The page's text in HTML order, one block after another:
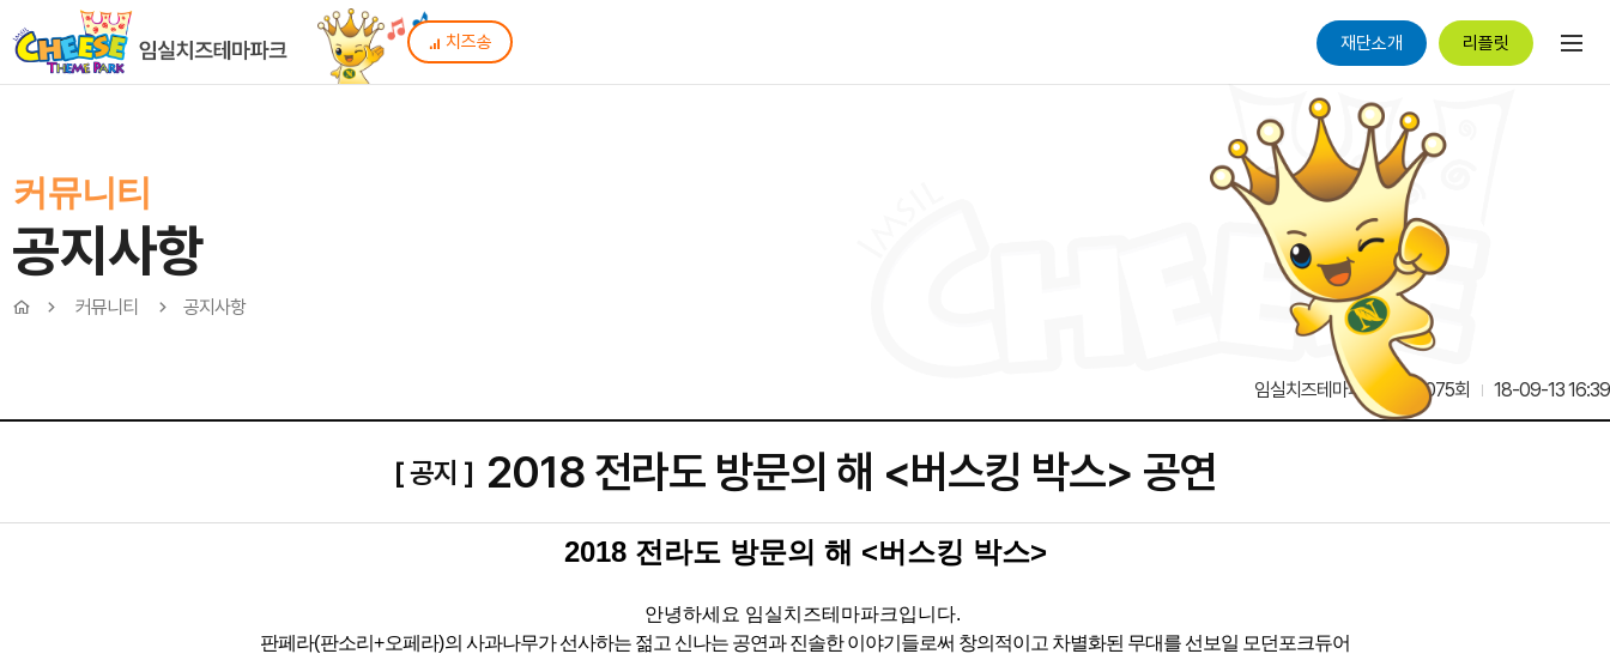
치즈송 재단소개 리플릿
커뮤니티
공지사항
커뮤니티 공지사항
임실치즈테마파크 19,075회 18-09-13 16:39
[ 공지 ] 2018 전라도 방문의 해 <버스킹 박스> 공연
2018 전라도 방문의 해 <버스킹 박스>
안녕하세요 임실치즈테마파크입니다.
판페라(판소리 +오페라)의 사과나무가 선사하는 젊고 신나는 공연과 진솔한 이야기들로써 창의적이고 차별화된 무대를 선보일 모던포크듀어